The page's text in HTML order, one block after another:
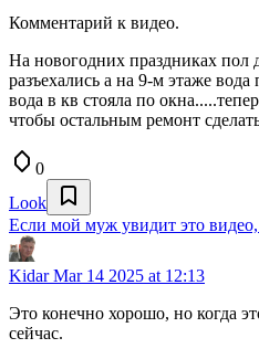
Комментарий к видео.
На новогодних праздниках пол
разъехались а на 9-м этаже
вода в кв стояла по
чтобы остальным ремонт
0
Look
Если мой муж увидит это видео,
KidarMar 14 2025 at 12:13
Это конечно хорошо, но когда
сейчас.